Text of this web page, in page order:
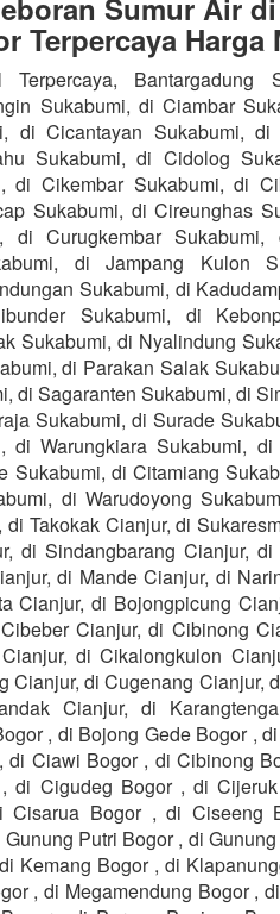
Sumur Air
Terpercaya
Terpercaya,
Sukabumi, di Ciambar
di Cicantayan Sukabumi,
Sukabumi, di Cidolog
di Cikembar Sukabumi, di
Sukabumi, di Cireunghas
di Curugkembar
di Jampang Kulon
Sukabumi, di
Sukabumi, di
Sukabumi, di Nyalindung
di Parakan Salak
di Sagaranten Sukabumi, di
Sukabumi, di Surade
di Warungkiara Sukabumi,
Sukabumi, di Citamiang
di Warudoyong
di Takokak Cianjur, di
di Sindangbarang Cianjur,
di Mande Cianjur, di
Cianjur, di Bojongpicung
Cianjur, di Cibinong
di Cikalongkulon
Cianjur, di Cugenang Cianjur,
Cianjur, di
, di Bojong Gede Bogor ,
di Ciawi Bogor , di Cibinong
di Cigudeg Bogor , di
Cisarua Bogor , di Ciseeng
Putri Bogor , di
Kemang Bogor , di
, di Megamendung Bogor ,